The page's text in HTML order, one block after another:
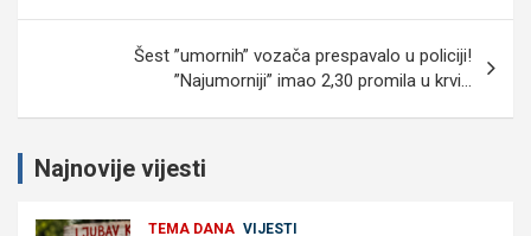
Šest ”umornih” vozača prespavalo u policiji!
”Najumorniji” imao 2,30 promila u krvi…
Najnovije vijesti
TEMA DANA VIJESTI